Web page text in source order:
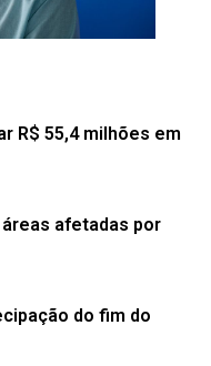
R$ 55,4 milhões em
afetadas por
do fim do